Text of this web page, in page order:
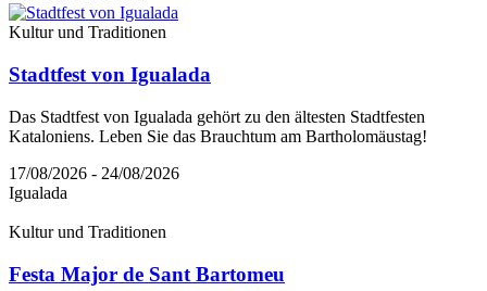
Kultur und Traditionen
Stadtfest von Igualada
Das Stadtfest von Igualada gehört zu den ältesten Stadtfesten
Kataloniens. Leben Sie das Brauchtum am Bartholomäustag!
17/08/2026 - 24/08/2026
Igualada
Kultur und Traditionen
Festa Major de Sant Bartomeu